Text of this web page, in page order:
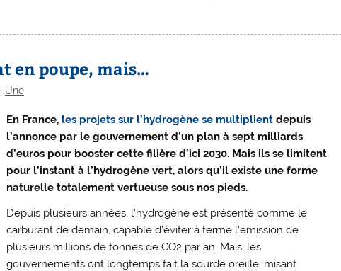
en poupe, mais…
, Une
En France, les projets sur l’hydrogène se multiplientdepuis
l’annonce par le gouvernement d’un plan à sept milliards
d’euros pour booster cette filière d’ici 2030. Mais ils se limitent
pour l’instant à l’hydrogène vert, alors qu’il existe une forme
naturelle totalement vertueuse sous nos pieds.
Depuis plusieurs années, l’hydrogène est présenté comme le
carburant de demain, capable d’éviter à terme l’émission de
plusieurs millions de tonnes de CO2 par an. Mais, les
gouvernements ont longtemps fait la sourde oreille, misant